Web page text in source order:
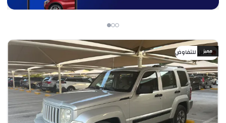
قابل للتفاوضمميز